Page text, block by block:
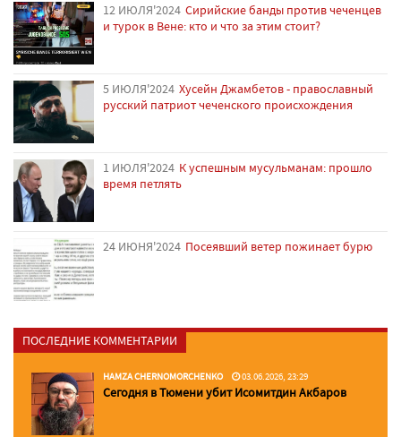
12 ИЮЛЯ'2024 Сирийские банды против чеченцев
и турок в Вене: кто и что за этим стоит?
5 ИЮЛЯ'2024 Хусейн Джамбетов - православный
русский патриот чеченского происхождения
1 ИЮЛЯ'2024 К успешным мусульманам: прошло
время петлять
24 ИЮНЯ'2024 Посеявший ветер пожинает бурю
ПОСЛЕДНИЕ КОММЕНТАРИИ
HAMZA CHERNOMORCHENKO 03.06.2026, 23:29
Сегодня в Тюмени убит Исомитдин Акбаров